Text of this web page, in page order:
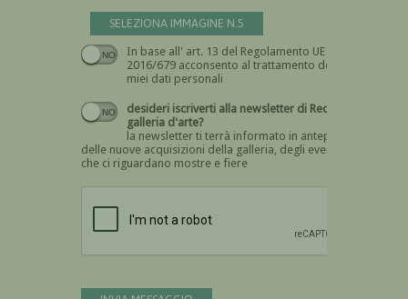
SELEZIONA IMMAGINE N.5
In base all' art. 13 del Regolamento UE n.
2016/679 acconsento al trattamento dei
miei dati personali
Devi dare il consenso
desideri iscriverti alla newsletter di Recta
galleria d'arte?
la newsletter ti terrà informato in anteprima
delle nuove acquisizioni della galleria, degli eventi
che ci riguardano mostre e fiere